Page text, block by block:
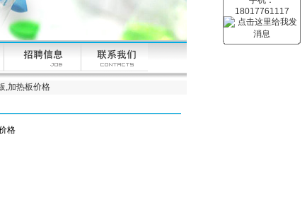
18017761117
,加热板价格
格